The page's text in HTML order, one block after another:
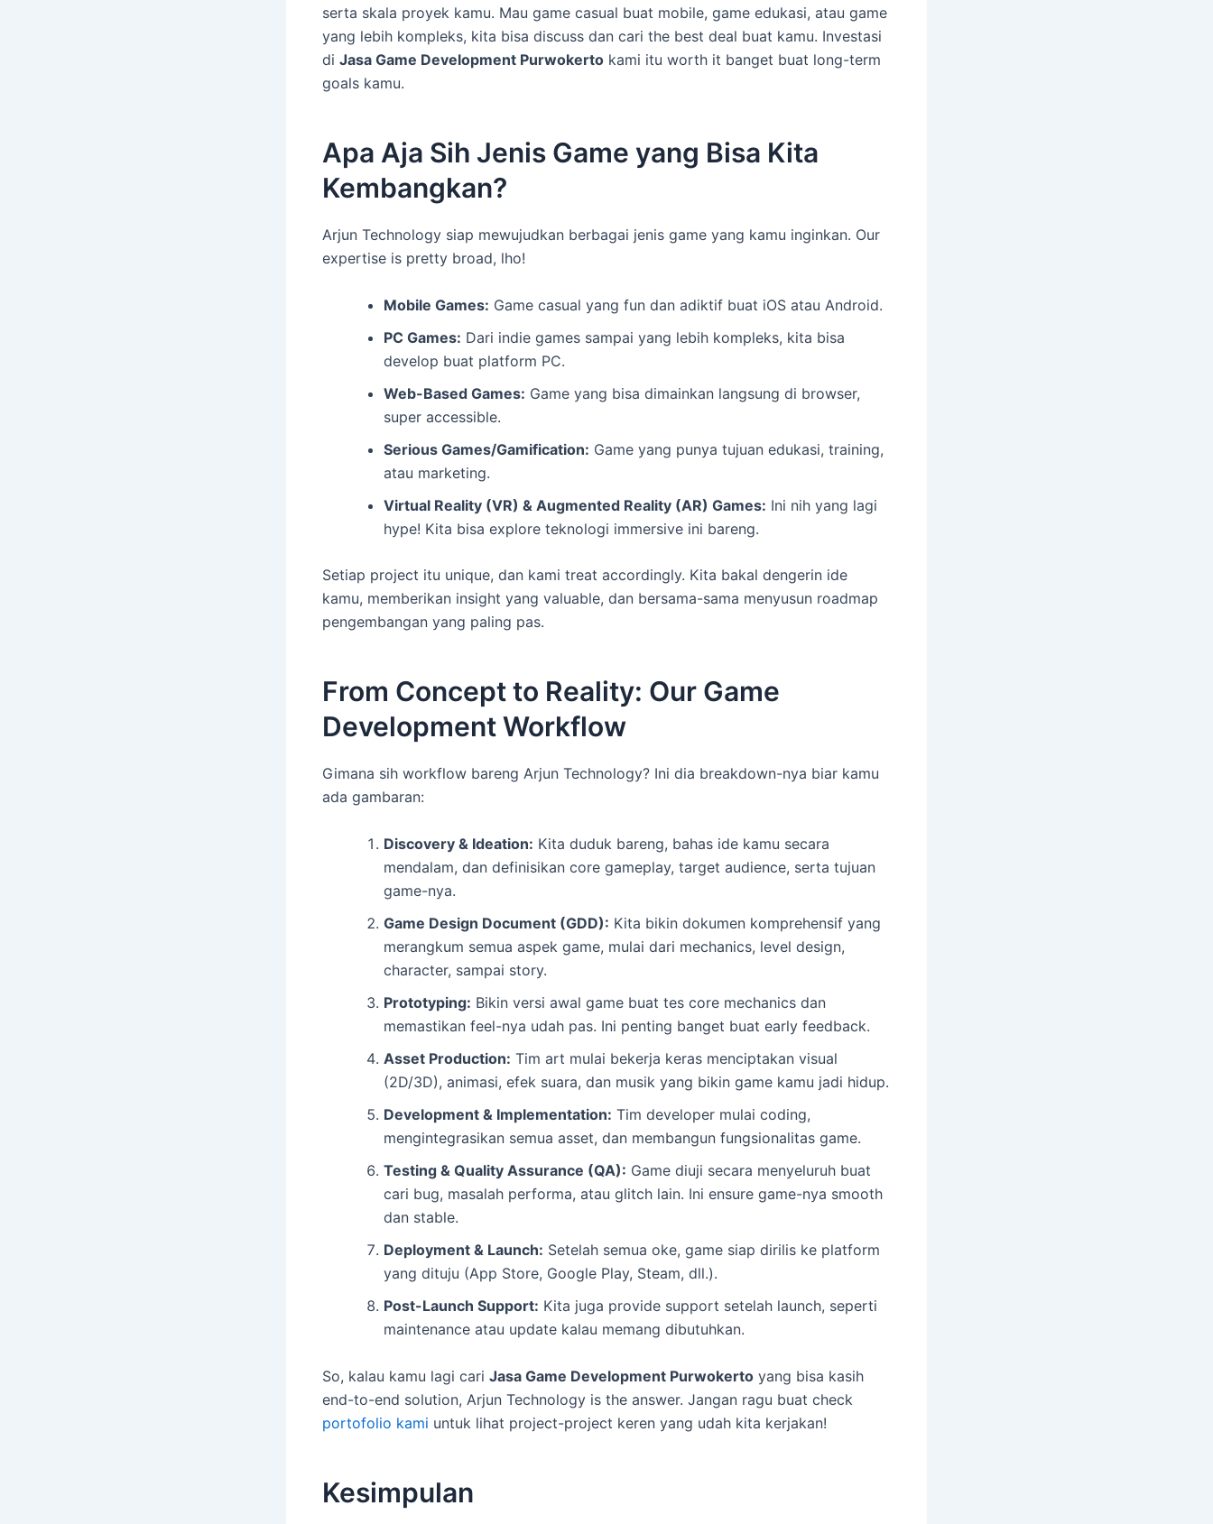
serta skala proyek kamu. Mau game casual buat mobile, game edukasi, atau game
yang lebih kompleks, kita bisa discuss dan cari the best deal buat kamu. Investasi
di Jasa Game Development Purwokerto kami itu worth it banget buat long-term
goals kamu.
Apa Aja Sih Jenis Game yang Bisa Kita
Kembangkan?
Arjun Technology siap mewujudkan berbagai jenis game yang kamu inginkan. Our
expertise is pretty broad, lho!
Mobile Games: Game casual yang fun dan adiktif buat iOS atau Android.
PC Games: Dari indie games sampai yang lebih kompleks, kita bisa
develop buat platform PC.
Web-Based Games: Game yang bisa dimainkan langsung di browser,
super accessible.
Serious Games/Gamification: Game yang punya tujuan edukasi, training,
atau marketing.
Virtual Reality (VR) & Augmented Reality (AR) Games: Ini nih yang lagi
hype! Kita bisa explore teknologi immersive ini bareng.
Setiap project itu unique, dan kami treat accordingly. Kita bakal dengerin ide
kamu, memberikan insight yang valuable, dan bersama-sama menyusun roadmap
pengembangan yang paling pas.
From Concept to Reality: Our Game
Development Workflow
Gimana sih workflow bareng Arjun Technology? Ini dia breakdown-nya biar kamu
ada gambaran:
Discovery & Ideation: Kita duduk bareng, bahas ide kamu secara
mendalam, dan definisikan core gameplay, target audience, serta tujuan
game-nya.
Game Design Document (GDD): Kita bikin dokumen komprehensif yang
merangkum semua aspek game, mulai dari mechanics, level design,
character, sampai story.
Prototyping: Bikin versi awal game buat tes core mechanics dan
memastikan feel-nya udah pas. Ini penting banget buat early feedback.
Asset Production: Tim art mulai bekerja keras menciptakan visual
(2D/3D), animasi, efek suara, dan musik yang bikin game kamu jadi hidup.
Development & Implementation: Tim developer mulai coding,
mengintegrasikan semua asset, dan membangun fungsionalitas game.
Testing & Quality Assurance (QA): Game diuji secara menyeluruh buat
cari bug, masalah performa, atau glitch lain. Ini ensure game-nya smooth
dan stable.
Deployment & Launch: Setelah semua oke, game siap dirilis ke platform
yang dituju (App Store, Google Play, Steam, dll.).
Post-Launch Support: Kita juga provide support setelah launch, seperti
maintenance atau update kalau memang dibutuhkan.
So, kalau kamu lagi cari Jasa Game Development Purwokerto yang bisa kasih
end-to-end solution, Arjun Technology is the answer. Jangan ragu buat check
portofolio kami untuk lihat project-project keren yang udah kita kerjakan!
Kesimpulan